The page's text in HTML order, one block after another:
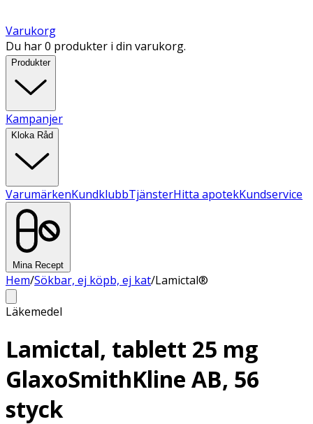
Varukorg
Du har 0 produkter i din varukorg.
Produkter
Kampanjer
Kloka Råd
VarumärkenKundklubbTjänsterHitta apotekKundservice
Mina Recept
Hem/Sökbar, ej köpb, ej kat/Lamictal®
Läkemedel
Lamictal, tablett 25 mg
GlaxoSmithKline AB, 56
styck